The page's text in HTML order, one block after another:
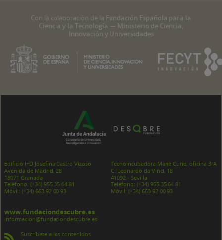
Con la colaboración de la Fundación Española para la
Ciencia y la Tecnología — Ministerio de Ciencia,
Innovación y Universidades
Edificio I+D Josefina Castro Vizoso
Avenida de Madrid, 28
18071 Granada
Teléfono: (+34) 955 35 64 81
Móvil: (+34) 663 92 00 93
Tecnoincubadora Marie Curie, oficina 3-A
C. Leonardo da Vinci, 18
41092 - Sevilla
Teléfono: (+34) 955 35 64 81
Móvil: (+34) 663 92 00 93
www.fundaciondescubre.es
informacion@fundaciondescubre.es
Suscríbete a los contenidos